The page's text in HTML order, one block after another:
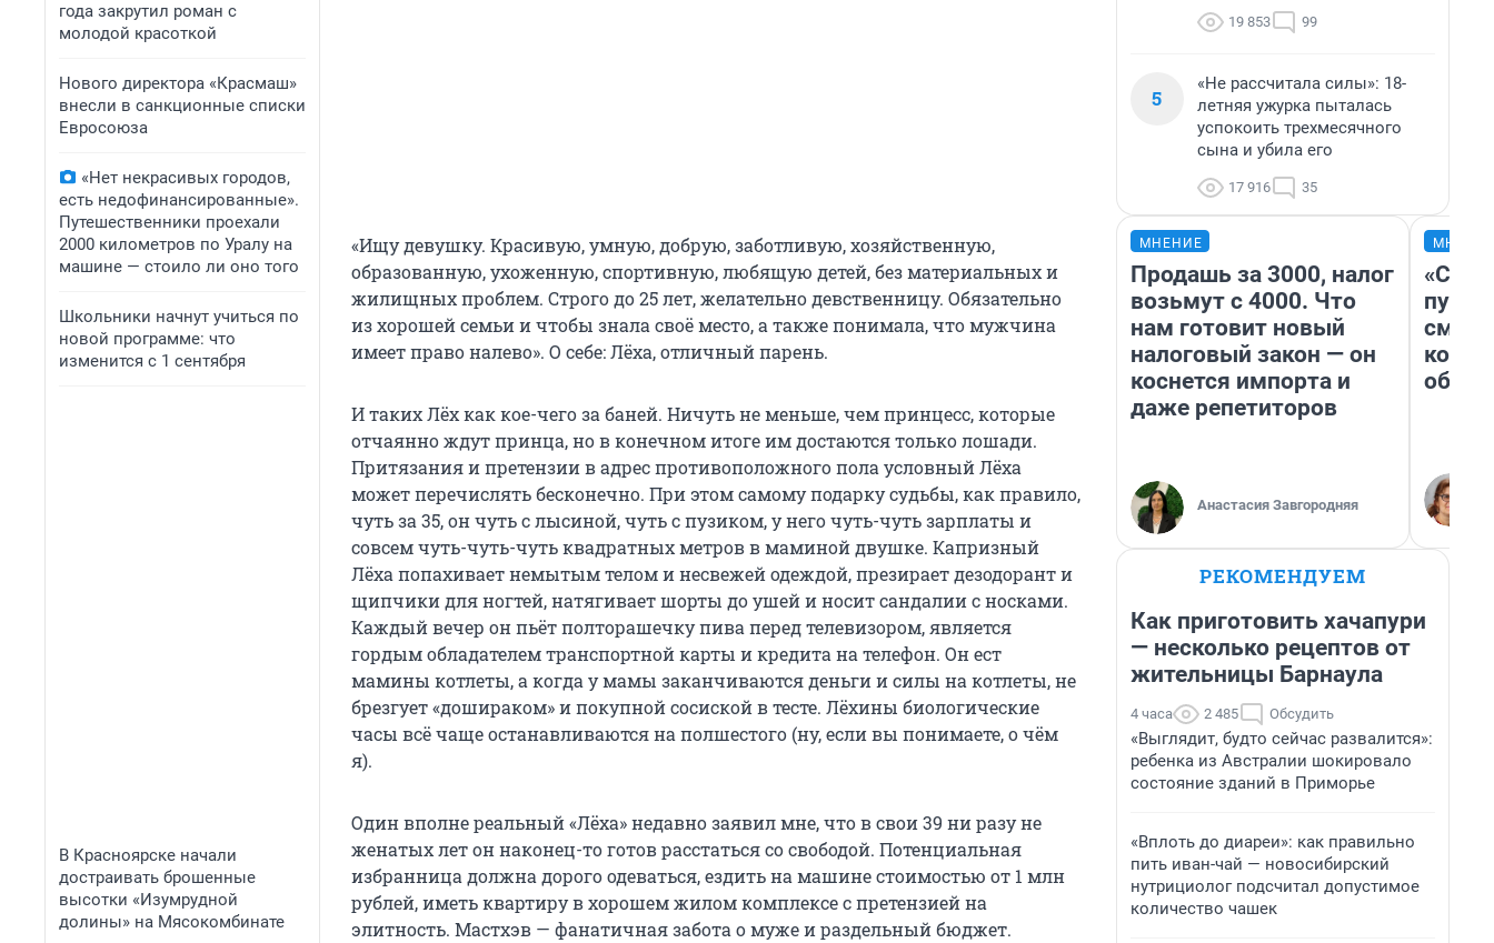
года закрутил роман с
молодой красоткой
Нового директора «Красмаш»
внесли в санкционные списки
Евросоюза
«Нет некрасивых городов,
есть недофинансированные».
Путешественники проехали
2000 километров по Уралу на
машине — стоило ли оно того
Школьники начнут учиться по
новой программе: что
изменится с 1 сентября
В Красноярске начали
достраивать брошенные
высотки «Изумрудной
долины» на Мясокомбинате
«Ищу девушку. Красивую, умную, добрую, заботливую, хозяйственную,
образованную, ухоженную, спортивную, любящую детей, без материальных и
жилищных проблем. Строго до 25 лет, желательно девственницу. Обязательно
из хорошей семьи и чтобы знала своё место, а также понимала, что мужчина
имеет право налево». О себе: Лёха, отличный парень.
И таких Лёх как кое-чего за баней. Ничуть не меньше, чем принцесс, которые
отчаянно ждут принца, но в конечном итоге им достаются только лошади.
Притязания и претензии в адрес противоположного пола условный Лёха
может перечислять бесконечно. При этом самому подарку судьбы, как правило,
чуть за 35, он чуть с лысиной, чуть с пузиком, у него чуть-чуть зарплаты и
совсем чуть-чуть-чуть квадратных метров в маминой двушке. Капризный
Лёха попахивает немытым телом и несвежей одеждой, презирает дезодорант и
щипчики для ногтей, натягивает шорты до ушей и носит сандалии с носками.
Каждый вечер он пьёт полторашечку пива перед телевизором, является
гордым обладателем транспортной карты и кредита на телефон. Он ест
мамины котлеты, а когда у мамы заканчиваются деньги и силы на котлеты, не
брезгует «дошираком» и покупной сосиской в тесте. Лёхины биологические
часы всё чаще останавливаются на полшестого (ну, если вы понимаете, о чём
я).
Один вполне реальный «Лёха» недавно заявил мне, что в свои 39 ни разу не
женатых лет он наконец-то готов расстаться со свободой. Потенциальная
избранница должна дорого одеваться, ездить на машине стоимостью от 1 млн
рублей, иметь квартиру в хорошем жилом комплексе с претензией на
элитность. Мастхэв — фанатичная забота о муже и раздельный бюджет.
19 853 99
5
«Не рассчитала силы»: 18-
летняя ужурка пыталась
успокоить трехмесячного
сына и убила его
17 916 35
МНЕНИЕ
Продашь за 3000, налог
возьмут с 4000. Что
нам готовит новый
налоговый закон — он
коснется импорта и
даже репетиторов
Анастасия Завгородняя
РЕКОМЕНДУЕМ
Как приготовить хачапури
— несколько рецептов от
жительницы Барнаула
4 часа 2 485 Обсудить
«Выглядит, будто сейчас развалится»:
ребенка из Австралии шокировало
состояние зданий в Приморье
«Вплоть до диареи»: как правильно
пить иван-чай — новосибирский
нутрициолог подсчитал допустимое
количество чашек